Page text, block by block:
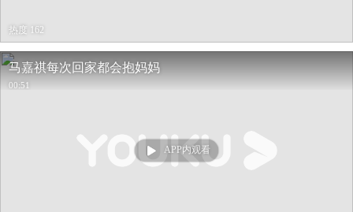
热度 162
马嘉祺每次回家都会抱妈妈
00:51
APP内观看